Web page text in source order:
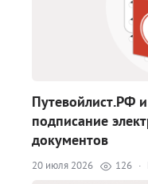
Путевойлист.РФ
подписание
документов
20 июля 2026 126 ·